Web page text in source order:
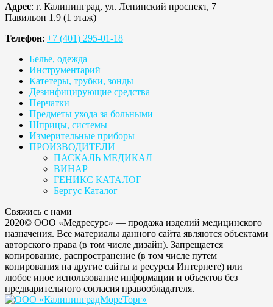
Адрес: г. Калининград, ул. Ленинский проспект, 7
Павильон 1.9 (1 этаж)
Телефон: +7 (401) 295-01-18
Белье, одежда
Инструментарий
Катетеры, трубки, зонды
Дезинфицирующие средства
Перчатки
Предметы ухода за больными
Шприцы, системы
Измерительные приборы
ПРОИЗВОДИТЕЛИ
ПАСКАЛЬ МЕДИКАЛ
ВИНАР
ГЕНИКС КАТАЛОГ
Бергус Каталог
Свяжись с нами
2020© ООО «Медресурс» — продажа изделий медицинского
назначения. Все материалы данного сайта являются объектами
авторского права (в том числе дизайн). Запрещается
копирование, распространение (в том числе путем
копирования на другие сайты и ресурсы Интернете) или
любое иное использование информации и объектов без
предварительного согласия правообладателя.